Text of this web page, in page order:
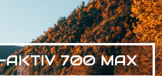
AKTIV 700 MAX